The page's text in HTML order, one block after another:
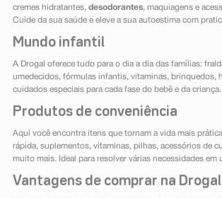
cremes hidratantes, desodorantes, maquiagens e
Cuide da sua saúde e eleve a sua autoestima com
Mundo infantil
A Drogal oferece tudo para o dia a dia das famílias:
umedecidos, fórmulas infantis, vitaminas, brinquedos,
cuidados especiais para cada fase do bebê e da criança.
Produtos de conveniência
Aqui você encontra itens que tornam a vida mais
rápida, suplementos, vitaminas, pilhas, acessórios de
muito mais. Ideal para resolver várias necessidades em
Vantagens de comprar na